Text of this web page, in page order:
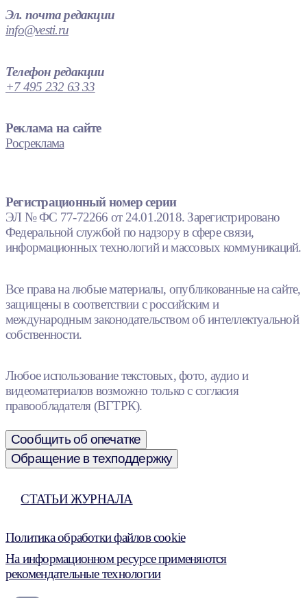
Эл. почта редакции
info@vesti.ru
Телефон редакции
+7 495 232 63 33
Реклама на сайте
Росреклама
Регистрационный номер серии
ЭЛ № ФС 77-72266 от 24.01.2018. Зарегистрировано
Федеральной службой по надзору в сфере связи,
информационных технологий и массовых коммуникаций.
Все права на любые материалы, опубликованные на сайте,
защищены в соответствии с российским и
международным законодательством об интеллектуальной
собственности.
Любое использование текстовых, фото, аудио и
видеоматериалов возможно только с согласия
правообладателя (ВГТРК).
Сообщить об опечатке
Обращение в техподдержку
СТАТЬИ ЖУРНАЛА
Политика обработки файлов cookie
На информационном ресурсе применяются
рекомендательные технологии